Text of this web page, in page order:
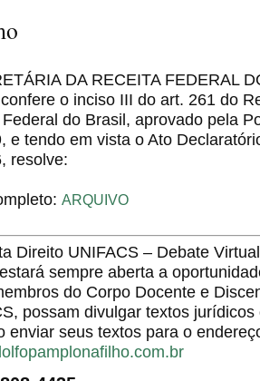
DA RECEITA FEDERAL
o inciso III do art. 261 do
do Brasil, aprovado pela
e tendo em vista o Ato
resolve:
ARQUIVO
Direito UNIFACS – Debate
sempre aberta a
do Corpo Docente e
possam divulgar textos
enviar seus textos para o